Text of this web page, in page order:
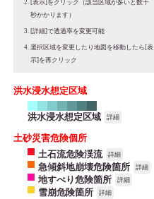
[表示]をクリック（該当区域が多いと数十
秒かかります）
[詳細]で透過率を変更可能
選択区域を変更したり地図を移動したら[表
示]を再クリック
洪水浸水想定区域
洪水浸水想定区域 詳細
土砂災害危険個所
土石流危険渓流
詳細
急傾斜地崩壊危険箇所 詳細
地すべり危険箇所 詳細
雪崩危険箇所 詳細